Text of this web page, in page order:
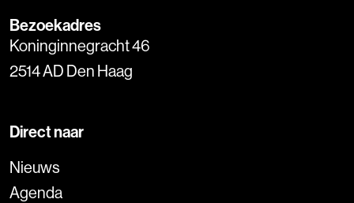
Bezoekadres
Koninginnegracht 46
2514 AD Den Haag
Direct naar
Nieuws
Agenda